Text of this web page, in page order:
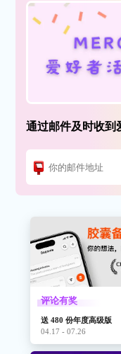
通过邮件及时收到
评论有奖
送 480 份年度高级版
04.17 - 07.26